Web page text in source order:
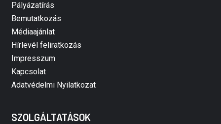
Pályázatírás
Bemutatkozás
Médiaajánlat
Hírlevél feliratkozás
Impresszum
Kapcsolat
Adatvédelmi Nyilatkozat
SZOLGÁLTATÁSOK